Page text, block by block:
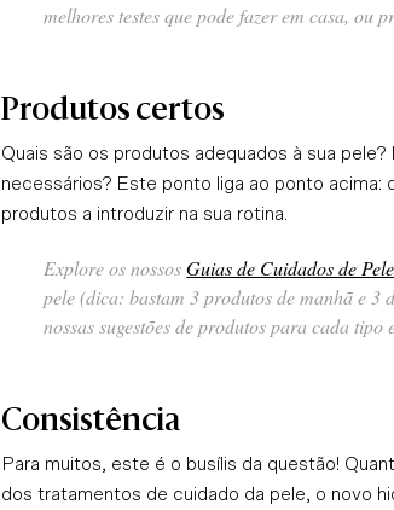
melhores testes que pode fazer em casa, ou
Produtos certos
Quais são os produtos adequados à sua
necessários? Este ponto liga ao ponto acima:
produtos a introduzir na sua rotina.
Explore os nossosGuias de Cuidados de Pele
pele(dica: bastam 3 produtos de manhã e 3
nossassugestões de produtos para cada tipo
Consistência
Para muitos, este é o busílis da questão!
dos tratamentos de cuidado da pele, o novo